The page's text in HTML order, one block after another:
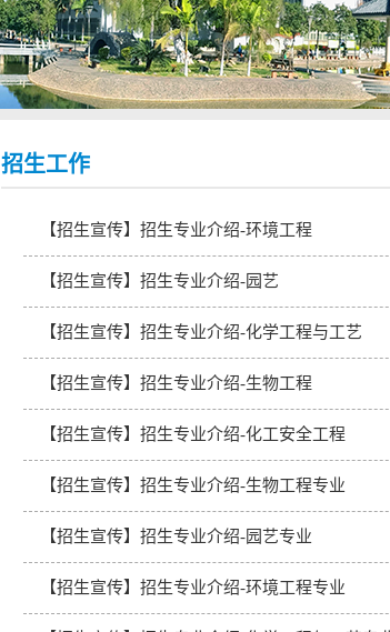
招生工作
【招生宣传】招生专业介绍-环境工程
【招生宣传】招生专业介绍-园艺
【招生宣传】招生专业介绍-化学工程与工艺
【招生宣传】招生专业介绍-生物工程
【招生宣传】招生专业介绍-化工安全工程
【招生宣传】招生专业介绍-生物工程专业
【招生宣传】招生专业介绍-园艺专业
【招生宣传】招生专业介绍-环境工程专业